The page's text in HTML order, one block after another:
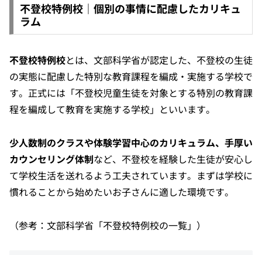
不登校特例校｜個別の事情に配慮したカリキュ
ラム
不登校特例校とは、文部科学省が認定した、不登校の生徒
の実態に配慮した特別な教育課程を編成・実施する学校で
す。正式には「不登校児童生徒を対象とする特別の教育課
程を編成して教育を実施する学校」といいます。
少人数制のクラスや体験学習中心のカリキュラム、手厚い
カウンセリング体制など、不登校を経験した生徒が安心し
て学校生活を送れるよう工夫されています。まずは学校に
慣れることから始めたいお子さんに適した環境です。
（参考： 文部科学省「不登校特例校の一覧」 ）